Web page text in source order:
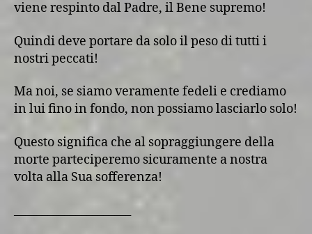
viene respinto dal Padre, il Bene supremo!
Quindi deve portare da solo il peso di tutti i
nostri peccati!
Ma noi, se siamo veramente fedeli e crediamo
in lui fino in fondo, non possiamo lasciarlo solo!
Questo significa che al sopraggiungere della
morte parteciperemo sicuramente a nostra
volta alla Sua sofferenza!